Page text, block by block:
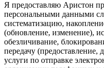
Я предоставляю Аристон
персональными данными
систематизацию,
(обновление, изменение),
обезличивание,
передачу
услуги по отправке